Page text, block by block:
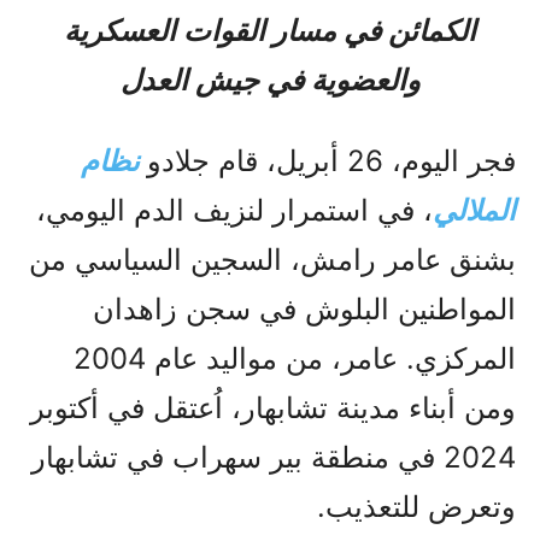
الكمائن في مسار القوات العسكرية
والعضوية في جيش العدل
فجر اليوم، 26 أبريل، قام جلادو
نظام
الملالي، في استمرار لنزيف الدم اليومي،
بشنق عامر رامش، السجين السياسي من
المواطنين البلوش في سجن زاهدان
المركزي. عامر، من مواليد عام 2004
ومن أبناء مدينة تشابهار، اُعتقل في أكتوبر
2024 في منطقة بير سهراب في تشابهار
وتعرض للتعذيب.